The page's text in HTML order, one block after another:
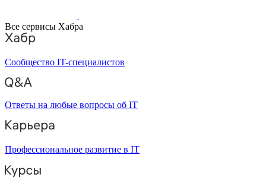
Все сервисы Хабра
Сообщество IT-специалистов
Ответы на любые вопросы об IT
Профессиональное развитие в IT